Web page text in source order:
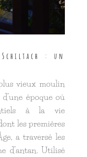
: un
vieux moulin
époque où
à la vie
les premières
a traversé les
d’antan. Utilisé